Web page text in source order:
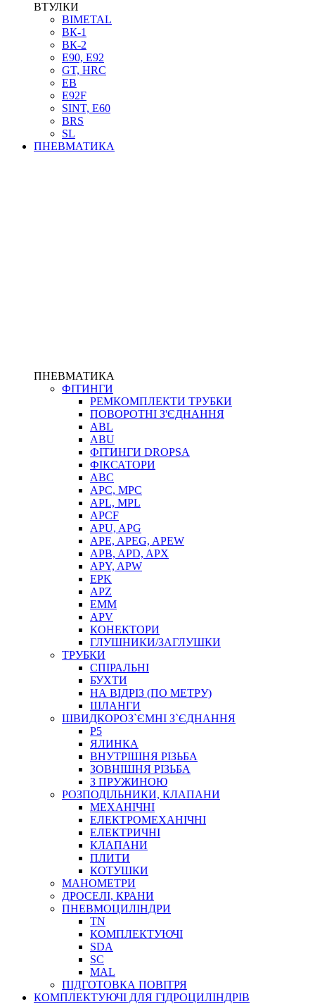
ВТУЛКИ
BIMETAL
ВК-1
ВК-2
Е90, E92
GT, HRC
EB
Е92F
SINT, E60
BRS
SL
ПНЕВМАТИКА
ПНЕВМАТИКА
ФІТИНГИ
РЕМКОМПЛЕКТИ ТРУБКИ
ПОВОРОТНІ З'ЄДНАННЯ
ABL
ABU
ФІТИНГИ DROPSA
ФІКСАТОРИ
ABC
APC, MPC
APL, MPL
APCF
APU, APG
APE, APEG, APEW
APB, APD, APX
APY, APW
EPK
APZ
EMM
APV
КОНЕКТОРИ
ГЛУШНИКИ/ЗАГЛУШКИ
ТРУБКИ
СПІРАЛЬНІ
БУХТИ
НА ВІДРІЗ (ПО МЕТРУ)
ШЛАНГИ
ШВИДКОРОЗ`ЄМНІ З`ЄДНАННЯ
P5
ЯЛИНКА
ВНУТРІШНЯ РІЗЬБА
ЗОВНІШНЯ РІЗЬБА
З ПРУЖИНОЮ
РОЗПОДІЛЬНИКИ, КЛАПАНИ
МЕХАНІЧНІ
ЕЛЕКТРОМЕХАНІЧНІ
ЕЛЕКТРИЧНІ
КЛАПАНИ
ПЛИТИ
КОТУШКИ
МАНОМЕТРИ
ДРОСЕЛІ, КРАНИ
ПНЕВМОЦИЛІНДРИ
TN
КОМПЛЕКТУЮЧІ
SDA
SC
MAL
ПІДГОТОВКА ПОВІТРЯ
КОМПЛЕКТУЮЧІ ДЛЯ ГІДРОЦИЛІНДРІВ